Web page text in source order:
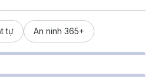
tự An ninh 365+